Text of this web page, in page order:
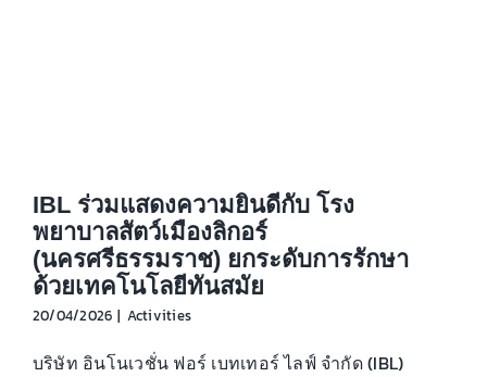
IBL ร่วมแสดงความยินดีกับ โรง
พยาบาลสัตว์เมืองลิกอร์
(นครศรีธรรมราช) ยกระดับการรักษา
ด้วยเทคโนโลยีทันสมัย
20/04/2026 | Activities
บริษัท อินโนเวชั่น ฟอร์ เบทเทอร์ ไลฟ์ จำกัด (IBL)